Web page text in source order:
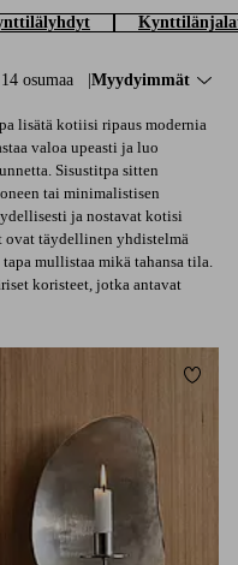
14 osumaa Lajittele:
Myydyimmät
lisätä kotiisi ripaus modernia
valoa upeasti ja luo
Sisustitpa sitten
tai minimalistisen
ja nostavat kotisi
ovat täydellinen yhdistelmä
mullistaa mikä tahansa tila.
koristeet, jotka antavat
Lisää